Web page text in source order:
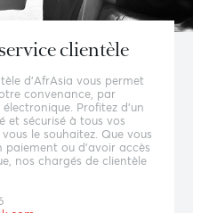
service clientèle